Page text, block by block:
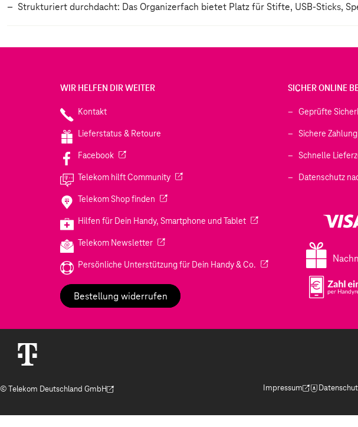
Strukturiert durchdacht: Das Organizerfach bietet Platz für Stifte, USB-Sticks,
WIR HELFEN DIR WEITER
Kontakt
Lieferstatus & Retoure
Facebook(Wird in einem neuen Tab geöffnet)
Telekom hilft Community(Wird in einem neuen Tab geöffnet)
Telekom Shop finden (Wird in einem neuen Tab geöffnet)
Hilfen für Dein Handy, Smartphone und Tablet(Wird in einem neuen Tab
Telekom Newsletter(Wird in einem neuen Tab geöffnet)
Persönliche Unterstützung für Dein Handy & Co. (Wird in einem neuen Tab
Bestellung widerrufen
SICHER ONLINE
Geprüfte
Sichere
Schnelle
Datenschutz
© Telekom Deutschland GmbH
(Der Link wird in einem neuen Tab geöffnet)
Impressum
(Der Link wird in einem
(Der Link